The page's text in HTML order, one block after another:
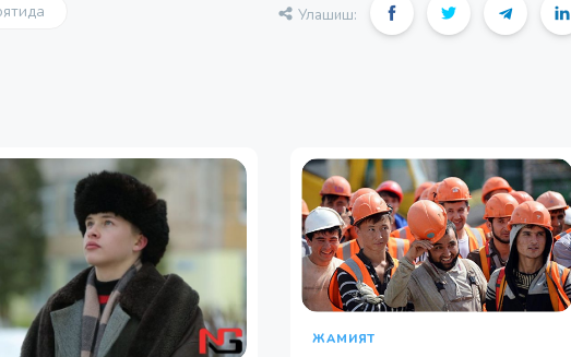
Улашиш:
ЖАМИЯТ